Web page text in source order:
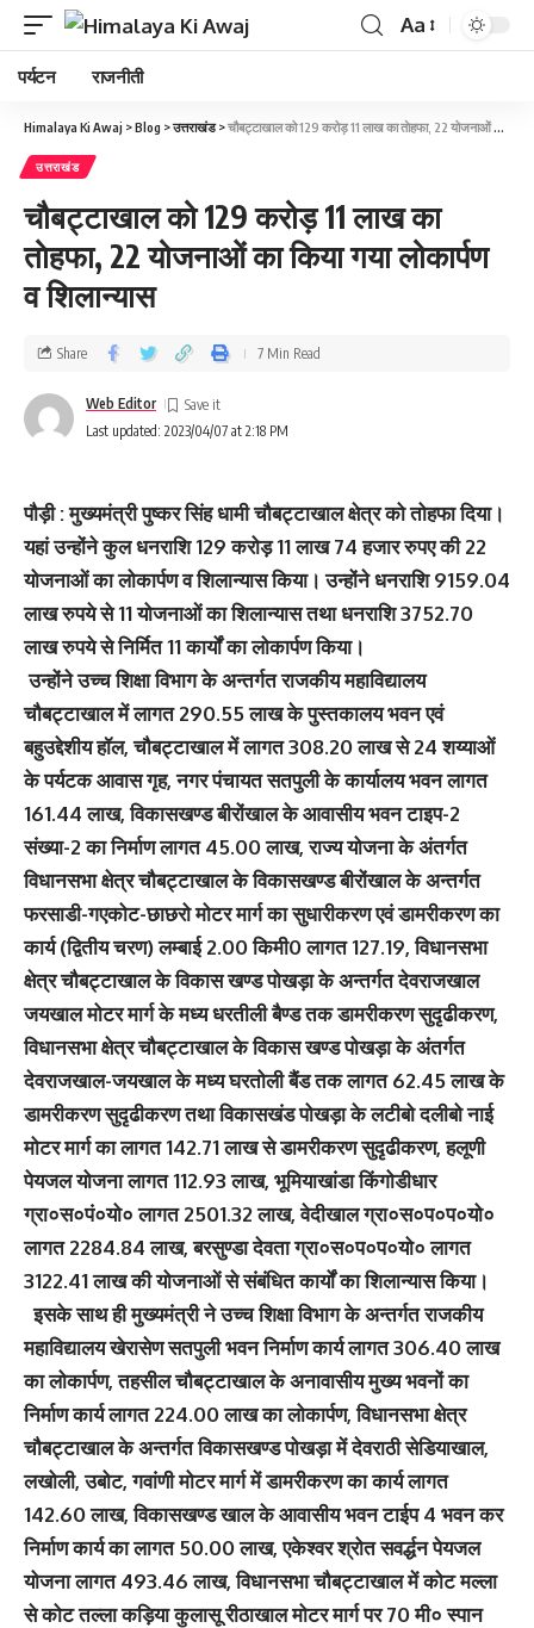
Aa
पर्यटन राजनीती
Himalaya Ki Awaj >Blog >उत्तराखंड>चौबट्टाखाल को 129 करोड़ 11 लाख का ताेहफा, 22 योजनाओं का किया गया लोकार्पण व शिलान्यास
उत्तराखंड
चौबट्टाखाल को 129 करोड़ 11 लाख का
ताेहफा, 22 योजनाओं का किया गया लोकार्पण
व शिलान्यास
Last updated: 2023/04/07 at 2:18 PM
Web Editor
Share 7 Min Read
पौड़ी : मुख्यमंत्री पुष्कर सिंह धामी चौबट्टाखाल क्षेत्र को तोहफा दिया।
यहां उन्होंने कुल धनराशि 129 करोड़ 11 लाख 74 हजार रुपए की 22
योजनाओं का लोकार्पण व शिलान्यास किया। उन्होंने धनराशि 9159.04
लाख रुपये से 11 योजनाओं का शिलान्यास तथा धनराशि 3752.70
लाख रुपये से निर्मित 11 कार्यों का लोकार्पण किया।
उन्होंने उच्च शिक्षा विभाग के अन्तर्गत राजकीय महाविद्यालय
चौबट्टाखाल में लागत 290.55 लाख के पुस्तकालय भवन एवं
बहुउद्देशीय हॉल, चौबट्टाखाल में लागत 308.20 लाख से 24 शय्याओं
के पर्यटक आवास गृह, नगर पंचायत सतपुली के कार्यालय भवन लागत
161.44 लाख, विकासखण्ड बीरोंखाल के आवासीय भवन टाइप-2
संख्या-2 का निर्माण लागत 45.00 लाख, राज्य योजना के अंतर्गत
विधानसभा क्षेत्र चौबट्टाखाल के विकासखण्ड बीरोंखाल के अन्तर्गत
फरसाडी-गएकोट-छाछरो मोटर मार्ग का सुधारीकरण एवं डामरीकरण का
कार्य (द्वितीय चरण) लम्बाई 2.00 किमी0 लागत 127.19, विधानसभा
क्षेत्र चौबट्टाखाल के विकास खण्ड पोखड़ा के अन्तर्गत देवराजखाल
जयखाल मोटर मार्ग के मध्य धरतीली बैण्ड तक डामरीकरण सुदृढीकरण,
विधानसभा क्षेत्र चौबट्टाखाल के विकास खण्ड पोखड़ा के अंतर्गत
देवराजखाल-जयखाल के मध्य घरतोली बैंड तक लागत 62.45 लाख के
डामरीकरण सुदृढीकरण तथा विकासखंड पोखड़ा के लटीबो दलीबो नाई
मोटर मार्ग का लागत 142.71 लाख से डामरीकरण सुदृढीकरण, हलूणी
पेयजल योजना लागत 112.93 लाख, भूमियाखांडा किंगोडीधार
ग्रा०स०पं०यो० लागत 2501.32 लाख, वेदीखाल ग्रा०स०प०प०यो०
लागत 2284.84 लाख, बरसुण्डा देवता ग्रा०स०प०प०यो० लागत
3122.41 लाख की योजनाओं से संबंधित कार्यों का शिलान्यास किया।
इसके साथ ही मुख्यमंत्री ने उच्च शिक्षा विभाग के अन्तर्गत राजकीय
महाविद्यालय खेरासेण सतपुली भवन निर्माण कार्य लागत 306.40 लाख
का लोकार्पण, तहसील चौबट्टाखाल के अनावासीय मुख्य भवनों का
निर्माण कार्य लागत 224.00 लाख का लोकार्पण, विधानसभा क्षेत्र
चौबट्टाखाल के अन्तर्गत विकासखण्ड पोखड़ा में देवराठी सेडियाखाल,
लखोली, उबोट, गवांणी मोटर मार्ग में डामरीकरण का कार्य लागत
142.60 लाख, विकासखण्ड खाल के आवासीय भवन टाईप 4 भवन कर
निर्माण कार्य का लागत 50.00 लाख, एकेश्वर श्रोत सवर्द्धन पेयजल
योजना लागत 493.46 लाख, विधानसभा चौबट्टाखाल में कोट मल्ला
से कोट तल्ला कड़िया कुलासू रीठाखाल मोटर मार्ग पर 70 मी० स्पान